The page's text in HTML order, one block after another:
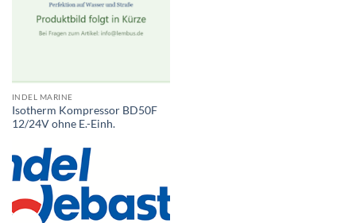
INDEL MARINE
Isotherm Kompressor BD50F
12/24V ohne E.-Einh.